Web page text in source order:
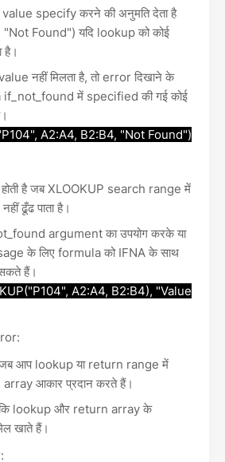
specify करने की अनुमति देता है
"Not Found") यदि lookup को कोई
है।
नहीं मिलता है, तो error दिखाने के
if_not_found में specified की गई कोई
A2:A4, B2:B4, "Not Found")
है जब XLOOKUP search range में
ढूँढ पाता है।
argument का उपयोग करके या
के लिए formula को IFNA के साथ
हैं।
A2:A4, B2:B4), "Value
जब आप lookup या return range में
आकार प्रदान करते हैं।
कि lookup और return array के
खाते हैं।